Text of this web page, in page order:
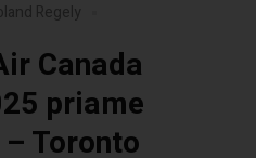
Regely
Canada
priame
Toronto